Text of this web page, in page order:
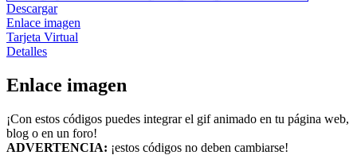
Descargar
Enlace imagen
Tarjeta Virtual
Detalles
Enlace imagen
¡Con estos códigos puedes integrar el gif animado en tu página web,
blog o en un foro!
ADVERTENCIA: ¡estos códigos no deben cambiarse!